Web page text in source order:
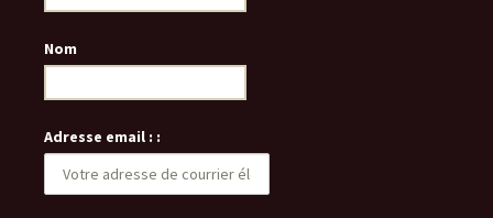
Nom
Adresse email : :